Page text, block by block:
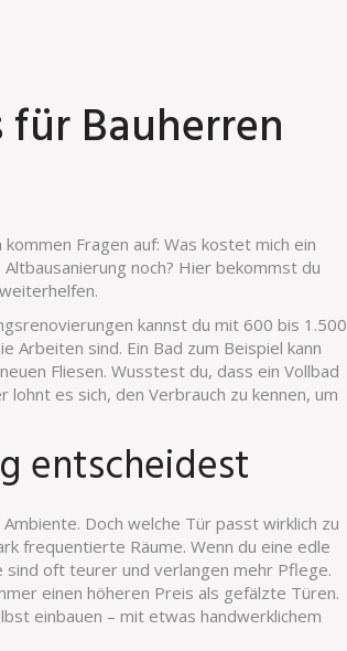
Bauherren
Fragen auf: Was kostet mich ein
noch? Hier bekommst du
kannst du mit 600 bis 1.500
Arbeiten sind. Ein Bad zum Beispiel kann
Fliesen. Wusstest du, dass ein Vollbad
es sich, den Verbrauch zu kennen, um
entscheidest
Doch welche Tür passt wirklich zu
frequentierte Räume. Wenn du eine edle
oft teurer und verlangen mehr Pflege.
einen höheren Preis als gefälzte Türen.
einbauen – mit etwas handwerklichem